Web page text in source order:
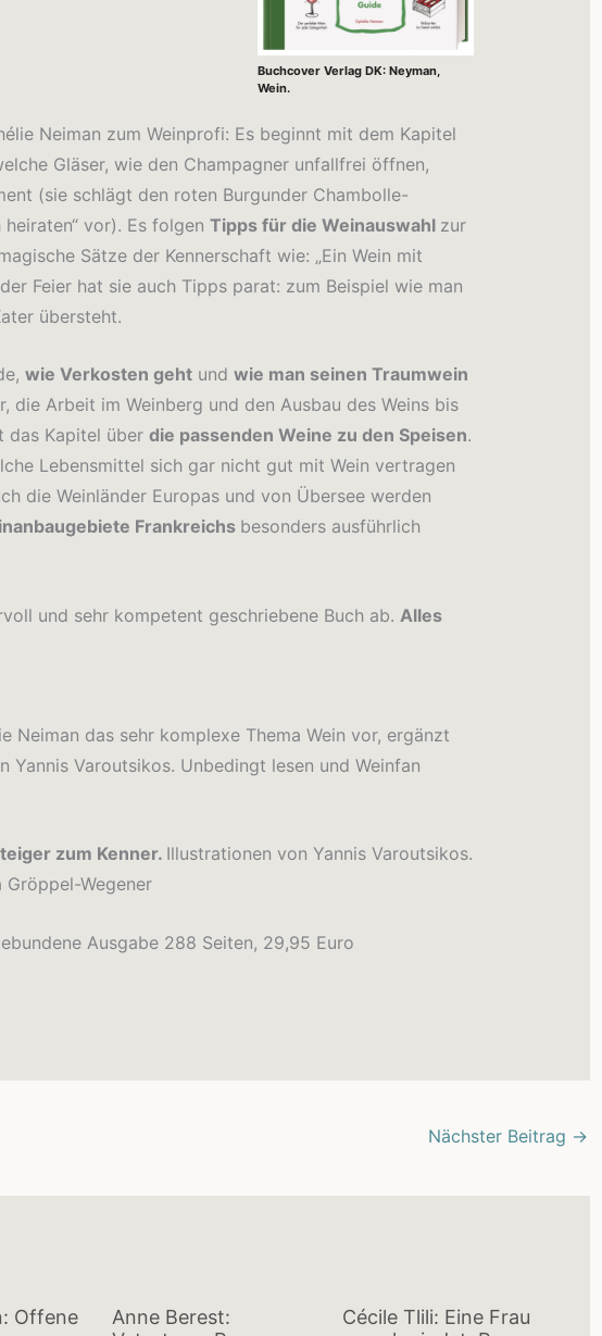
Buchcover Verlag DK: Neyman,
Wein.
Neiman zum Weinprofi: Es beginnt mit dem Kapitel
Gläser, wie den Champagner unfallfrei öffnen,
(sie schlägt den roten Burgunder Chambolle-
vor). Es folgen Tipps für die Weinauswahl zur
Sätze der Kennerschaft wie: „Ein Wein mit
Feier hat sie auch Tipps parat: zum Beispiel wie man
übersteht.
wie Verkosten gehtund wie man seinen Traumwein
die Arbeit im Weinberg und den Ausbau des Weins bis
das Kapitel über die passenden Weine zu den Speisen.
Lebensmittel sich gar nicht gut mit Wein vertragen
die Weinländer Europas und von Übersee werden
Frankreichs besonders ausführlich
und sehr kompetent geschriebene Buch ab. Alles
Neiman das sehr komplexe Thema Wein vor, ergänzt
Yannis Varoutsikos. Unbedingt lesen und Weinfan
zum Kenner. Illustrationen von Yannis Varoutsikos.
Wegener
Ausgabe 288 Seiten, 29,95 Euro
Nächster Beitrag →
Offene
Anne Berest:
Cécile Tlili: Eine Frau